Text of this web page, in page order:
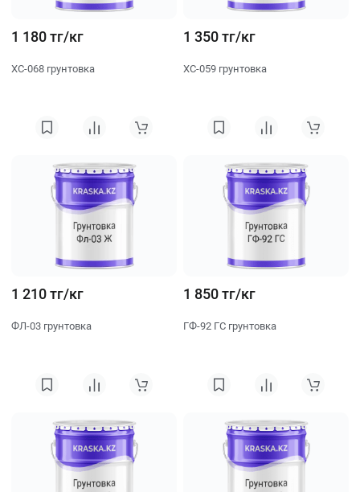
1 180 тг/кг
ХС-068 грунтовка
1 350 тг/кг
ХС-059 грунтовка
1 210 тг/кг
ФЛ-03 грунтовка
1 850 тг/кг
ГФ-92 ГС грунтовка